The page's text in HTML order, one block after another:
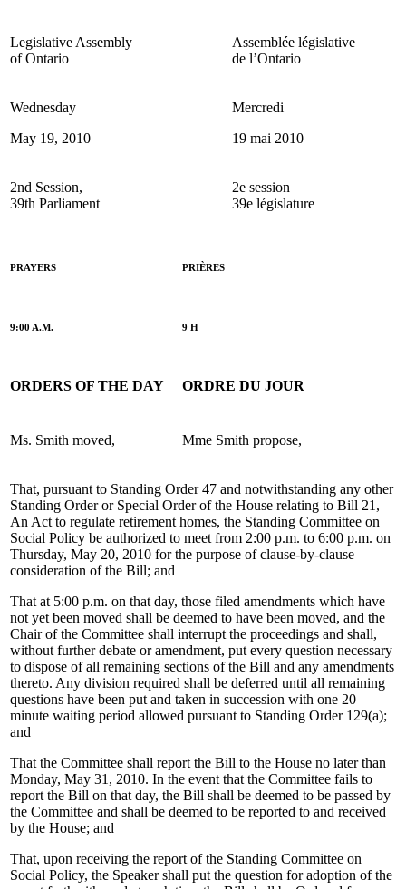
Legislative Assembly
of Ontario
Assemblée législative
de l’Ontario
Wednesday
May 19, 2010
Mercredi
19 mai 2010
2nd Session,
39th Parliament
2e session
39e législature
PRAYERS PRIÈRES
9:00 A.M. 9 H
ORDERS OF THE DAY ORDRE DU JOUR
Ms. Smith moved, Mme Smith propose,
That, pursuant to Standing Order 47 and notwithstanding any other
Standing Order or Special Order of the House relating to Bill 21,
An Act to regulate retirement homes, the Standing Committee on
Social Policy be authorized to meet from 2:00 p.m. to 6:00 p.m. on
Thursday, May 20, 2010 for the purpose of clause-by-clause
consideration of the Bill; and
That at 5:00 p.m. on that day, those filed amendments which have
not yet been moved shall be deemed to have been moved, and the
Chair of the Committee shall interrupt the proceedings and shall,
without further debate or amendment, put every question necessary
to dispose of all remaining sections of the Bill and any amendments
thereto. Any division required shall be deferred until all remaining
questions have been put and taken in succession with one 20
minute waiting period allowed pursuant to Standing Order 129(a);
and
That the Committee shall report the Bill to the House no later than
Monday, May 31, 2010. In the event that the Committee fails to
report the Bill on that day, the Bill shall be deemed to be passed by
the Committee and shall be deemed to be reported to and received
by the House; and
That, upon receiving the report of the Standing Committee on
Social Policy, the Speaker shall put the question for adoption of the